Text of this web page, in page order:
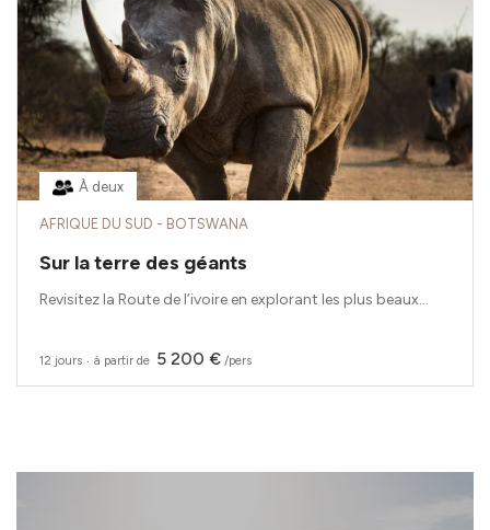
À deux
AFRIQUE DU SUD - BOTSWANA
Sur la terre des géants
Revisitez la Route de l’ivoire en explorant les plus beaux...
12 jours ‧ à partir de 5 200 € /pers